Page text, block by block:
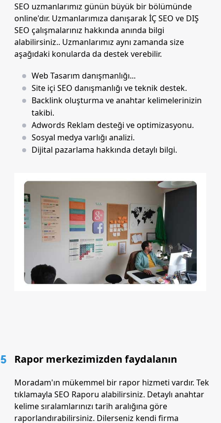
SEO uzmanlarımız günün büyük bir bölümünde
online'dır. Uzmanlarımıza danışarak İÇ SEO ve DIŞ
SEO çalışmalarınız hakkında anında bilgi
alabilirsiniz.. Uzmanlarımız aynı zamanda size
aşağıdaki konularda da destek verebilir.
Web Tasarım danışmanlığı...
Site içi SEO danışmanlığı ve teknik destek.
Backlink oluşturma ve anahtar kelimelerinizin
takibi.
Adwords Reklam desteği ve optimizasyonu.
Sosyal medya varlığı analizi.
Dijital pazarlama hakkında detaylı bilgi.
5 Rapor merkezimizden faydalanın
Moradam'ın mükemmel bir rapor hizmeti vardır. Tek
tıklamayla SEO Raporu alabilirsiniz. Detaylı anahtar
kelime sıralamlarınızı tarih aralığına göre
raporlandırabilirsiniz. Dilerseniz kendi firma